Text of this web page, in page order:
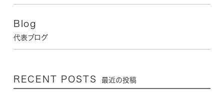
Blog
代表ブログ
RECENT POSTS 最近の投稿